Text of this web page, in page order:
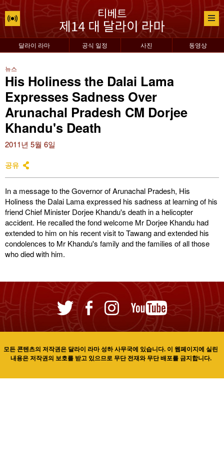
달라이 라마 공식 일정 사진 동영상
뉴스
His Holiness the Dalai Lama
Expresses Sadness Over
Arunachal Pradesh CM Dorjee
Khandu's Death
2011년 5월 6일
공유
In a message to the Governor of Arunachal Pradesh, His
Holiness the Dalai Lama expressed his sadness at learning of his
friend Chief Minister Dorjee Khandu's death in a helicopter
accident. He recalled the fond welcome Mr Dorjee Khandu had
extended to him on his recent visit to Tawang and extended his
condolences to Mr Khandu's family and the families of all those
who died with him.
모든 콘텐츠의 저작권은 달라이 라마 성하 사무국에 있습니다. 이 웹페이지에 실린
내용은 저작권의 보호를 받고 있으므로 무단 전재와 무단 배포를 금지합니다.